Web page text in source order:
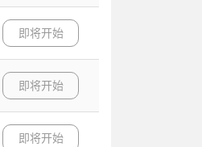
即将开始
即将开始
即将开始